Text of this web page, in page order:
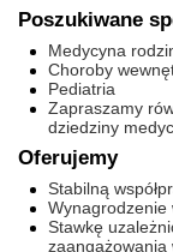
Poszukiwane
Medycyna
Choroby
Pediatria
Zapraszamy
dziedziny
Oferujemy
Stabilną
Wynagrodzenie
Stawkę
zaangażowania